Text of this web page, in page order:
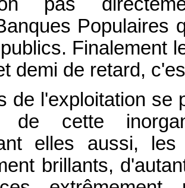
Populaires
Finalement
demi de retard,
de l'exploitation se
de cette
elles aussi,
brillants,